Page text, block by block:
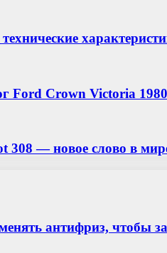
Ford Crown Victoria
308 — новое слово в
антифриз, чтобы